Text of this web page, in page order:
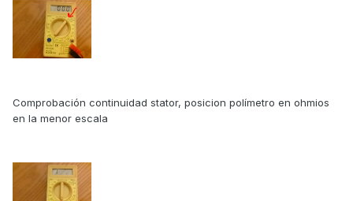
Comprobación continuidad stator, posicion polímetro en ohmios
en la menor escala